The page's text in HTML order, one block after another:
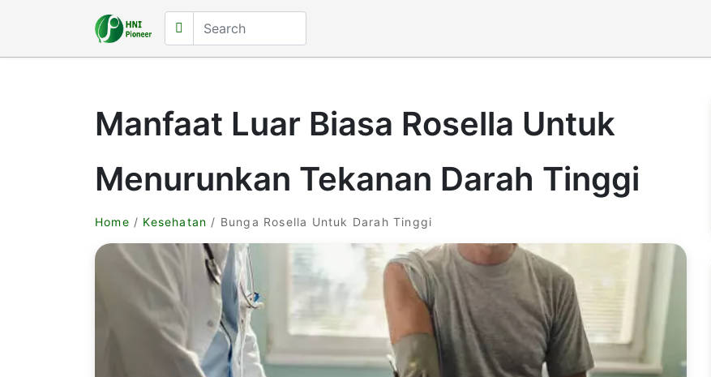
Manfaat Luar Biasa Rosella Untuk
Menurunkan Tekanan Darah Tinggi
Home / Kesehatan / Bunga Rosella Untuk Darah Tinggi